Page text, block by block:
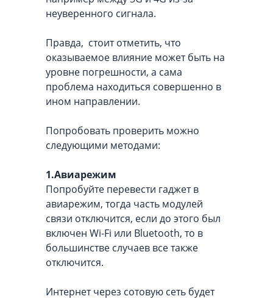
неуверенного сигнала.
Правда, стоит отметить, что
оказываемое влияние может быть на
уровне погрешности, а сама
проблема находиться совершенно в
ином направлении.
Попробовать проверить можно
следующими методами:
1.Авиарежим
Попробуйте перевести гаджет в
авиарежим, тогда часть модулей
связи отключится, если до этого был
включен Wi-Fi или Bluetooth, то в
большинстве случаев все также
отключится.
Интернет через сотовую сеть будет